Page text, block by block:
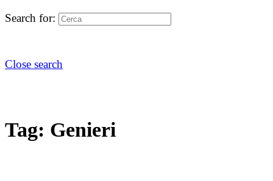
Search for:
Close search
Tag: Genieri